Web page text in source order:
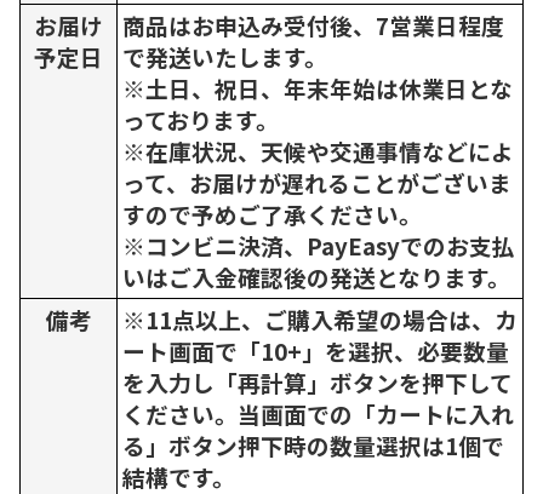
お届け
予定日
商品はお申込み受付後、7営業日程度
で発送いたします。
※土日、祝日、年末年始は休業日とな
っております。
※在庫状況、天候や交通事情などによ
って、お届けが遅れることがございま
すので予めご了承ください。
※コンビニ決済、PayEasyでのお支払
いはご入金確認後の発送となります。
備考
※11点以上、ご購入希望の場合は、カ
ート画面で「10+」を選択、必要数量
を入力し「再計算」ボタンを押下して
ください。当画面での「カートに入れ
る」ボタン押下時の数量選択は1個で
結構です。